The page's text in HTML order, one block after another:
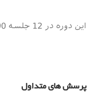
این دوره در 12 جلسه 90 دقیقه ای تشکیل خواهد شد.
پرسش های متداول